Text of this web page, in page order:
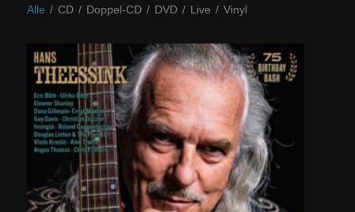
Alle / CD / Doppel-CD / DVD / Live / Vinyl